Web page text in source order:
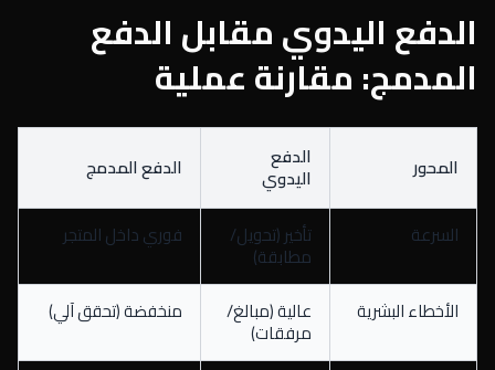
الدفع اليدوي مقابل الدفع
المدمج: مقارنة عملية
المحور الدفع
اليدوي الدفع المدمج
السرعة تأخير (تحويل/
مطابقة)
فوري داخل المتجر
الأخطاء البشرية عالية (مبالغ/
مرفقات)
منخفضة (تحقق آلي)